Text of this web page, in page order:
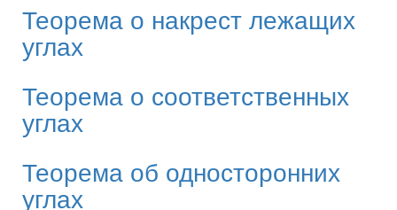
Теорема о накрест лежащих
углах
Теорема о соответственных
углах
Теорема об односторонних
углах